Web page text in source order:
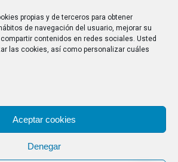
propias y de terceros para obtener
de navegación del usuario, mejorar su
contenidos en redes sociales. Usted
las cookies, así como personalizar cuáles
Aceptar cookies
Denegar
de privacidad|Política de cookies